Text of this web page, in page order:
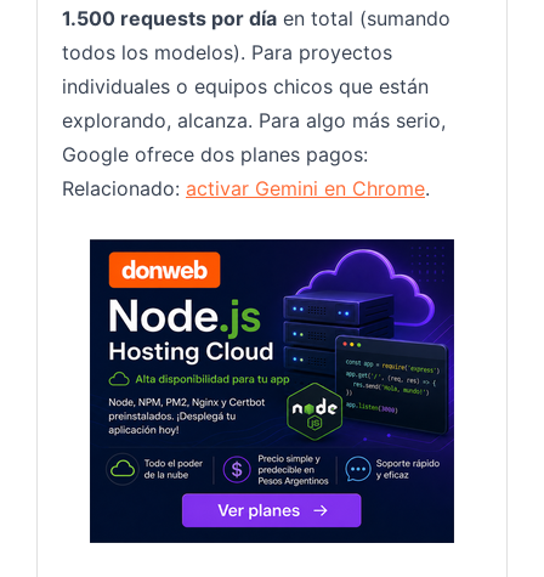
1.500 requests por día en total (sumando
todos los modelos). Para proyectos
individuales o equipos chicos que están
explorando, alcanza. Para algo más serio,
Google ofrece dos planes pagos:
Relacionado: activar Gemini en Chrome.